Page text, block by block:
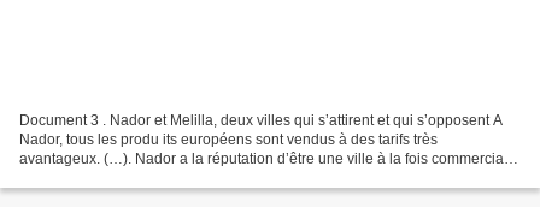
Document 3 . Nador et Melilla, deux villes qui s’attirent et qui s’opposent A
Nador, tous les produ its européens sont vendus à des tarifs très
avantageux. (…). Nador a la réputation d’être une ville à la fois commerciale